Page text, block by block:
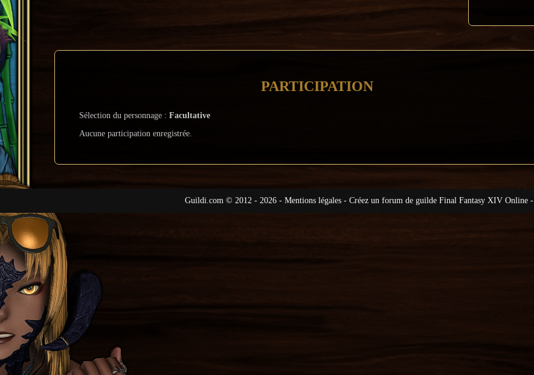
PARTICIPATION
Sélection du personnage : Facultative
Aucune participation enregistrée.
Guildi.com © 2012 - 2026 - Mentions légales - Créez un forum de guilde Final Fantasy XIV Online-